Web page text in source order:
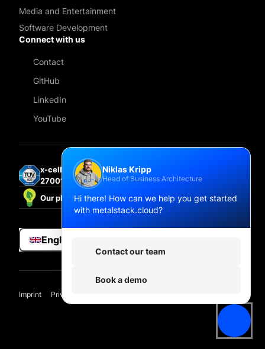
Media and Entertainment
Software Development
Connect with us
Contact
GitHub
LinkedIn
YouTube
x-cellent technologies GmbH is certified under ISO
27001:2022.
Our platform is powered by 100% renewable energy.
English
Imprint Privacy
Niklas Kripp
Head of Business Architecture
Hi there! How can we help you get started
with metalstack.cloud?
Contact our team
Book a demo